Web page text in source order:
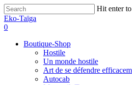
Hit enter
Eko-Taïga
0
Boutique-Shop
Hostile
Un monde hostile
Art de se défendre
Autocab